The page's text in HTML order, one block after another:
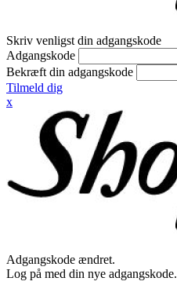
Skriv venligst din adgangskode
Adgangskode
Bekræft din adgangskode
Tilmeld dig
x
Adgangskode ændret.
Log på med din nye adgangskode.